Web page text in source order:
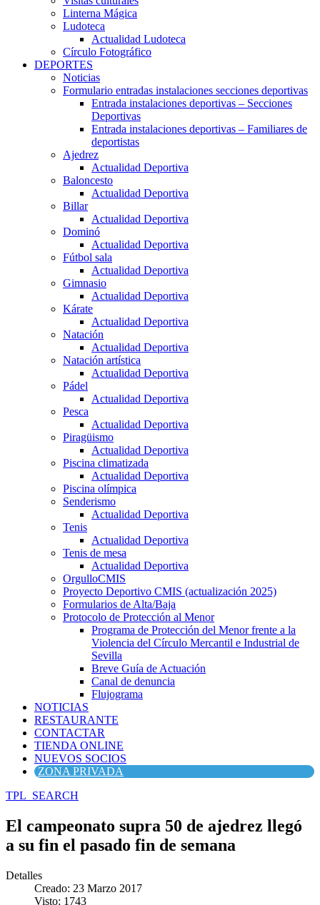
Linterna Mágica
Ludoteca
Actualidad Ludoteca
Círculo Fotográfico
DEPORTES
Noticias
Formulario entradas instalaciones secciones deportivas
Entrada instalaciones deportivas – Secciones
Deportivas
Entrada instalaciones deportivas – Familiares de
deportistas
Ajedrez
Actualidad Deportiva
Baloncesto
Actualidad Deportiva
Billar
Actualidad Deportiva
Dominó
Actualidad Deportiva
Fútbol sala
Actualidad Deportiva
Gimnasio
Actualidad Deportiva
Kárate
Actualidad Deportiva
Natación
Actualidad Deportiva
Natación artística
Actualidad Deportiva
Pádel
Actualidad Deportiva
Pesca
Actualidad Deportiva
Piragüismo
Actualidad Deportiva
Piscina climatizada
Actualidad Deportiva
Piscina olímpica
Senderismo
Actualidad Deportiva
Tenis
Actualidad Deportiva
Tenis de mesa
Actualidad Deportiva
OrgulloCMIS
Proyecto Deportivo CMIS (actualización 2025)
Formularios de Alta/Baja
Protocolo de Protección al Menor
Programa de Protección del Menor frente a la
Violencia del Círculo Mercantil e Industrial de
Sevilla
Breve Guía de Actuación
Canal de denuncia
Flujograma
NOTICIAS
RESTAURANTE
CONTACTAR
TIENDA ONLINE
NUEVOS SOCIOS
ZONA PRIVADA
TPL_SEARCH
El campeonato supra 50 de ajedrez llegó
a su fin el pasado fin de semana
Detalles
Creado: 23 Marzo 2017
Visto: 1743